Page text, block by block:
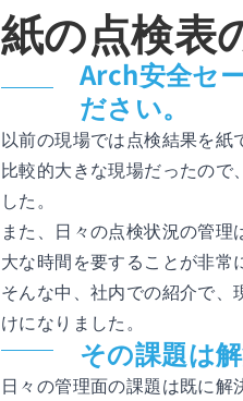
紙の点検表
Arch安全セ
ださい。
以前の現場では点検結果を紙
比較的大きな現場だったの
した。
また、日々の点検状況の管
大な時間を要することが非常
そんな中、社内での紹介で
けになりました。
その課題は
日々の管理面の課題は既に解